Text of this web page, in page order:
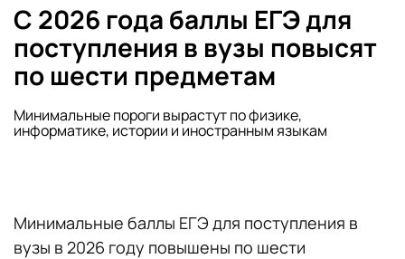
С 2026 года баллы ЕГЭ для
поступления в вузы повысят
по шести предметам
Минимальные пороги вырастут по физике,
информатике, истории и иностранным языкам
Минимальные баллы ЕГЭ для поступления в
вузы в 2026 году повышены по шести